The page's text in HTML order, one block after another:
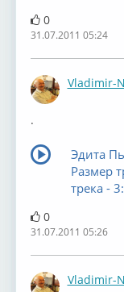
0
31.07.2011 05:24
Vladimir-
.
Эдита
Размер
трека -
0
31.07.2011 05:26
Vladimir-